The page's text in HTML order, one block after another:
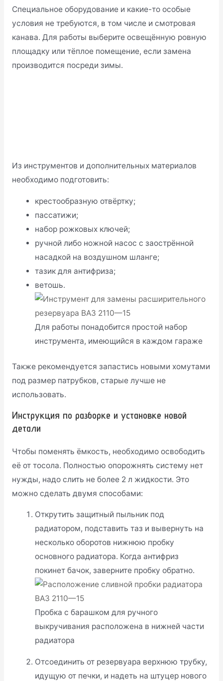
Специальное оборудование и какие-то особые
условия не требуются, в том числе и смотровая
канава. Для работы выберите освещённую ровную
площадку или тёплое помещение, если замена
производится посреди зимы.
Из инструментов и дополнительных материалов
необходимо подготовить:
крестообразную отвёртку;
пассатижи;
набор рожковых ключей;
ручной либо ножной насос с заострённой
насадкой на воздушном шланге;
тазик для антифриза;
ветошь.
Для работы понадобится простой набор
инструмента, имеющийся в каждом гараже
Также рекомендуется запастись новыми хомутами
под размер патрубков, старые лучше не
использовать.
Инструкция по разборке и установке новой
детали
Чтобы поменять ёмкость, необходимо освободить
её от тосола. Полностью опорожнять систему нет
нужды, надо слить не более 2 л жидкости. Это
можно сделать двумя способами:
Открутить защитный пыльник под
радиатором, подставить таз и вывернуть на
несколько оборотов нижнюю пробку
основного радиатора. Когда антифриз
покинет бачок, заверните пробку обратно.
Пробка с барашком для ручного
выкручивания расположена в нижней части
радиатора
Отсоединить от резервуара верхнюю трубку,
идущую от печки, и надеть на штуцер нового